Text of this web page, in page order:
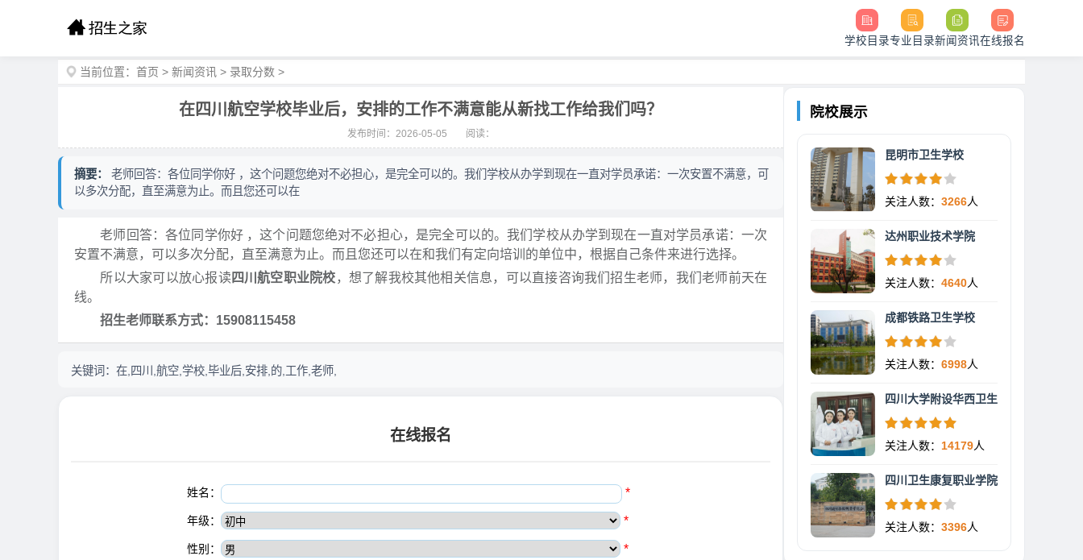
学校目录专业目录新闻资讯在线报名
当前位置： 首页 > 新闻资讯 > 录取分数 >
在四川航空学校毕业后，安排的工作不满意能从新找工作给我们吗？
发布时间：2026-05-05 阅读：
摘要：
老师回答：各位同学你好 ，这个问题您绝对不必担心，是完全可以的。我们学校从办学到现在一直对学员承诺：一次安置不满意，可
以多次分配，直至满意为止。而且您还可以在
老师回答：各位同学你好 ，这个问题您绝对不必担心，是完全可以的。我们学校从办学到现在一直对学员承诺：一次
安置不满意，可以多次分配，直至满意为止。而且您还可以在和我们有定向培训的单位中，根据自己条件来进行选择。
所以大家可以放心报读 四川航空职业院校 ，想了解我校其他相关信息，可以直接咨询我们招生老师，我们老师前天在
线。
招生老师联系方式：15908115458
关键词： 在,四川,航空,学校,毕业后,安排,的,工作,老师,
在线报名
姓名： *
年级： *
性别： *
院校展示
昆明市卫生学校
关注人数： 3266人
达州职业技术学院
关注人数： 4640人
成都铁路卫生学校
关注人数： 6998人
四川大学附设华西卫生
关注人数： 14179人
四川卫生康复职业学院
关注人数： 3396人